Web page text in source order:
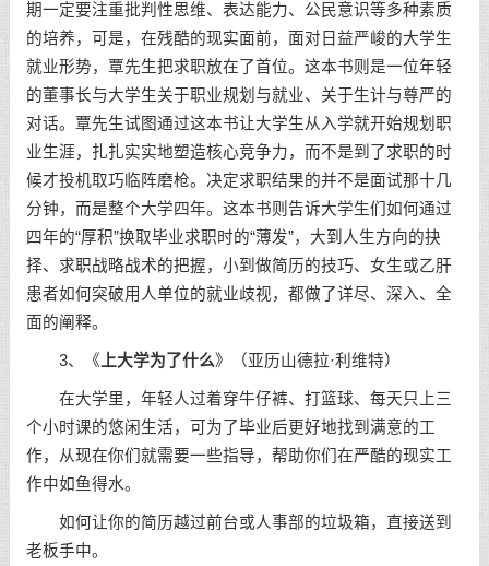
期一定要注重批判性思维、表达能力、公民意识等多种素质
的培养，可是，在残酷的现实面前，面对日益严峻的大学生
就业形势，覃先生把求职放在了首位。这本书则是一位年轻
的董事长与大学生关于职业规划 与就业、关于生计与尊严的
对话。覃先生试图通过这本书让大学生从入学就开始规划职
业生涯，扎扎实实地塑造核心竞争力，而不是到了求职的时
候才投机取巧临阵磨枪。决定求职结果的并不是面试那十几
分钟，而是整个大学四年。这本书则告诉大学生们如何通过
四年的“厚积”换取毕业求职时的“薄发”，大到人生方向的抉
择、求职战略战术的把握，小到做简历的技巧、女生或乙肝
患者如何突破用人单位的就业歧视，都做了详尽、深入、全
面的阐释。
3、《 上大学为了什么》（亚历山德拉·利维特）
在大学里，年轻人过着穿牛仔裤、打篮球、每天只上三
个小时课的悠闲生活，可为了毕业后更好地找到满意的工
作，从现在你们就需要一些指导，帮助你们在严酷的现实工
作中如鱼得水。
如何让你的简历越过前台或人事部的垃圾箱，直接送到
老板手中。